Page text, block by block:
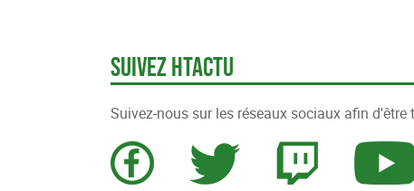
Suivez HTActu
Suivez-nous sur les réseaux sociaux afin